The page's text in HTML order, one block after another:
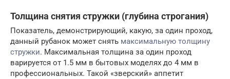
Толщина снятия стружки (глубина строгания)
Показатель, демонстрирующий, какую, за один проход,
данный рубанок может снять максимальную толщину
стружки. Максимальная толщина за один проход
варируется от 1.5 мм в бытовых моделях до 4 мм в
профессиональных. Такой «зверский» аппетит